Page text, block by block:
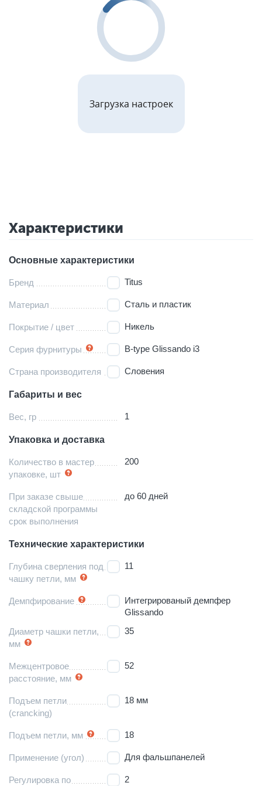
Загрузка настроек
Характеристики
Основные характеристики
Бренд Titus
Материал Сталь и пластик
Покрытие / цвет Никель
Серия фурнитуры B-type Glissando i3
Страна производителя Словения
Габариты и вес
Вес, гр 1
Упаковка и доставка
Количество в мастер
упаковке, шт
200
При заказе свыше
складской программы
срок выполнения
до 60 дней
Технические характеристики
Глубина сверления под
чашку петли, мм
11
Демпфирование
Интегрированый демпфер
Glissando
Диаметр чашки петли,
мм
35
Межцентровое
расстояние, мм
52
Подъем петли
(crancking)
18 мм
Подъем петли, мм 18
Применение (угол) Для фальшпанелей
Регулировка по
2